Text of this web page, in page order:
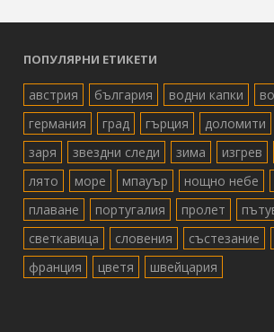
ПОПУЛЯРНИ ЕТИКЕТИ
австрия българия водни капки
германия
град гърция доломити
заря
звездни следи зима изгрев
лято
море мпауър нощно небе
плаване
португалия пролет
светкавица
словения състезание
франция
цветя швейцария